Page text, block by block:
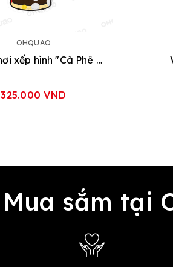
OHQUAO
Bộ trò chơi xếp hình "Cà Phê Phin"
325.000 VND
Mua sắm tại